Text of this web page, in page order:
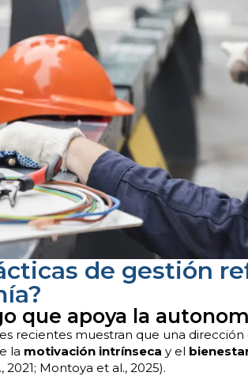
de gestión
que apoya la
recientes muestran que una
la motivación intrínseca y el
Montoya et al., 2025).